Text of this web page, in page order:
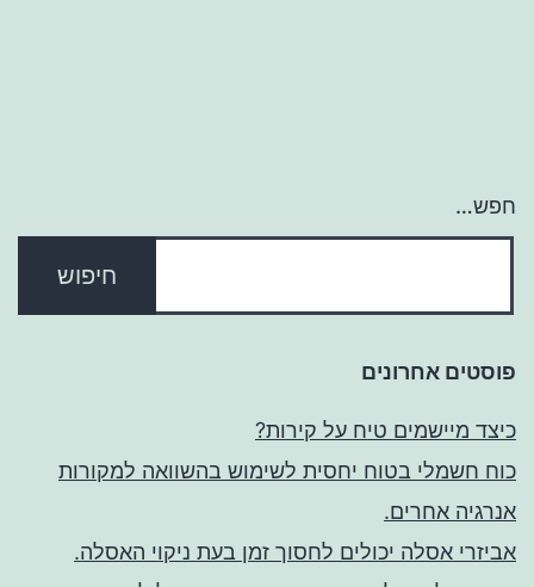
חפש…
פוסטים אחרונים
כיצד מיישמים טיח על קירות?
כוח חשמלי בטוח יחסית לשימוש בהשוואה למקורות
אנרגיה אחרים.
אביזרי אסלה יכולים לחסוך זמן בעת ניקוי האסלה.